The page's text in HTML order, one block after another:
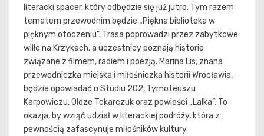
literacki spacer, który odbędzie się już jutro. Tym razem
tematem przewodnim będzie „Piękna biblioteka w
pięknym otoczeniu”. Trasa poprowadzi przez zabytkowe
wille na Krzykach, a uczestnicy poznają historie
związane z filmem, radiem i poezją. Marina Lis, znana
przewodniczka miejska i miłośniczka historii Wrocławia,
będzie opowiadać o Studiu 202, Tymoteuszu
Karpowiczu, Oldze Tokarczuk oraz powieści „Lalka”. To
okazja, by wziąć udział w literackiej podróży, która z
pewnością zafascynuje miłośników kultury.